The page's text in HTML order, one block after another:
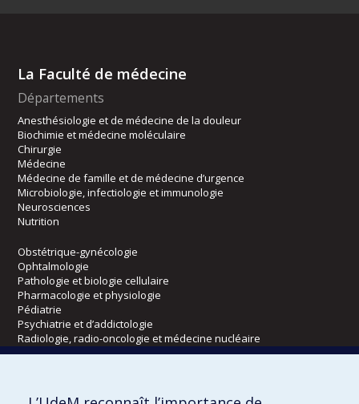
La Faculté de médecine
Départements
Anesthésiologie et de médecine de la douleur
Biochimie et médecine moléculaire
Chirurgie
Médecine
Médecine de famille et de médecine d’urgence
Microbiologie, infectiologie et immunologie
Neurosciences
Nutrition
Obstétrique-gynécologie
Ophtalmologie
Pathologie et biologie cellulaire
Pharmacologie et physiologie
Pédiatrie
Psychiatrie et d’addictologie
Radiologie, radio-oncologie et médecine nucléaire